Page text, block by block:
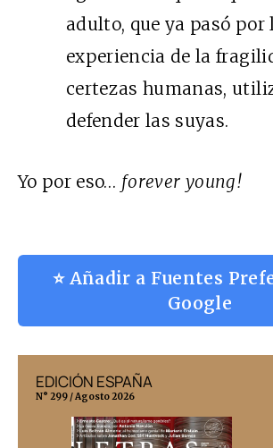
adulto, que ya pasó por
experiencia de la
certezas humanas,
defender las suyas.
Yo por eso… forever young!
⭐ Añadir a Fuentes
Google
EDICIÓN ESPAÑA
N° 299 / Agosto 2026